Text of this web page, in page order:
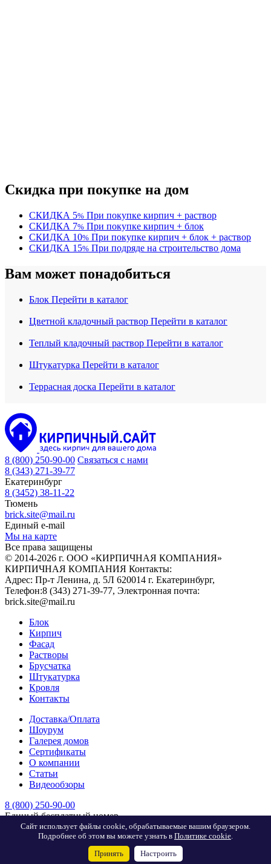
Скидка при покупке на дом
СКИДКА 5% При покупке кирпич + раствор
СКИДКА 7% При покупке кирпич + блок
СКИДКА 10% При покупке кирпич + блок + раствор
СКИДКА 15% При подряде на строительство дома
Вам может понадобиться
Блок Перейти в каталог
Цветной кладочный раствор Перейти в каталог
Теплый кладочный раствор Перейти в каталог
Штукатурка Перейти в каталог
Террасная доска Перейти в каталог
8 (800) 250-90-00 Связаться с нами
8 (343) 271-39-77
Екатеринбург
8 (3452) 38-11-22
Тюмень
brick.site@mail.ru
Единый e-mail
Мы на карте
Все права защищены
© 2014-2026 г. ООО «КИРПИЧНАЯ КОМПАНИЯ»
КИРПИЧНАЯ КОМПАНИЯ Контакты:
Адрес: Пр-т Ленина, д. 5Л 620014 г. Екатеринбург,
Телефон:8 (343) 271-39-77, Электронная почта:
brick.site@mail.ru
Блок
Кирпич
Фасад
Растворы
Брусчатка
Штукатурка
Кровля
Контакты
Доставка/Оплата
Шоурум
Галерея домов
Сертификаты
О компании
Статьи
Видеообзоры
8 (800) 250-90-00
Единый бесплатный номер
8 (343) 271-39-77
г. Екатеринбург
Сайт использует файлы cookie, обрабатываемые вашим браузером.
Подробнее об этом вы можете узнать в Политике cookie.
Принять Настроить